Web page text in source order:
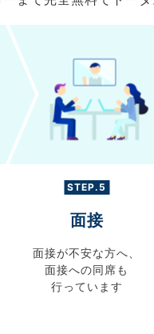
STEP.5
面接
面接が不安な方へ、
面接への同席も
行っています